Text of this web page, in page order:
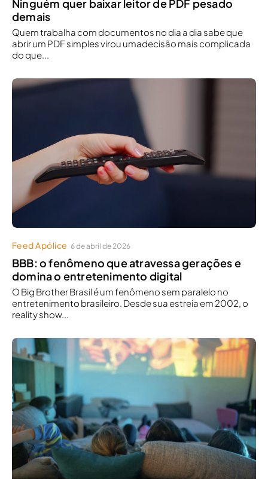
Ninguém quer baixar leitor de PDF pesado
demais
Quem trabalha com documentos no dia a dia sabe que
abrir um PDF simples virou umadecisão mais complicada
do que...
Feed Apólice 6 de abril de 2026
BBB: o fenômeno que atravessa gerações e
domina o entretenimento digital
O Big Brother Brasil é um fenômeno sem paralelo no
entretenimento brasileiro. Desde sua estreia em 2002, o
reality show...